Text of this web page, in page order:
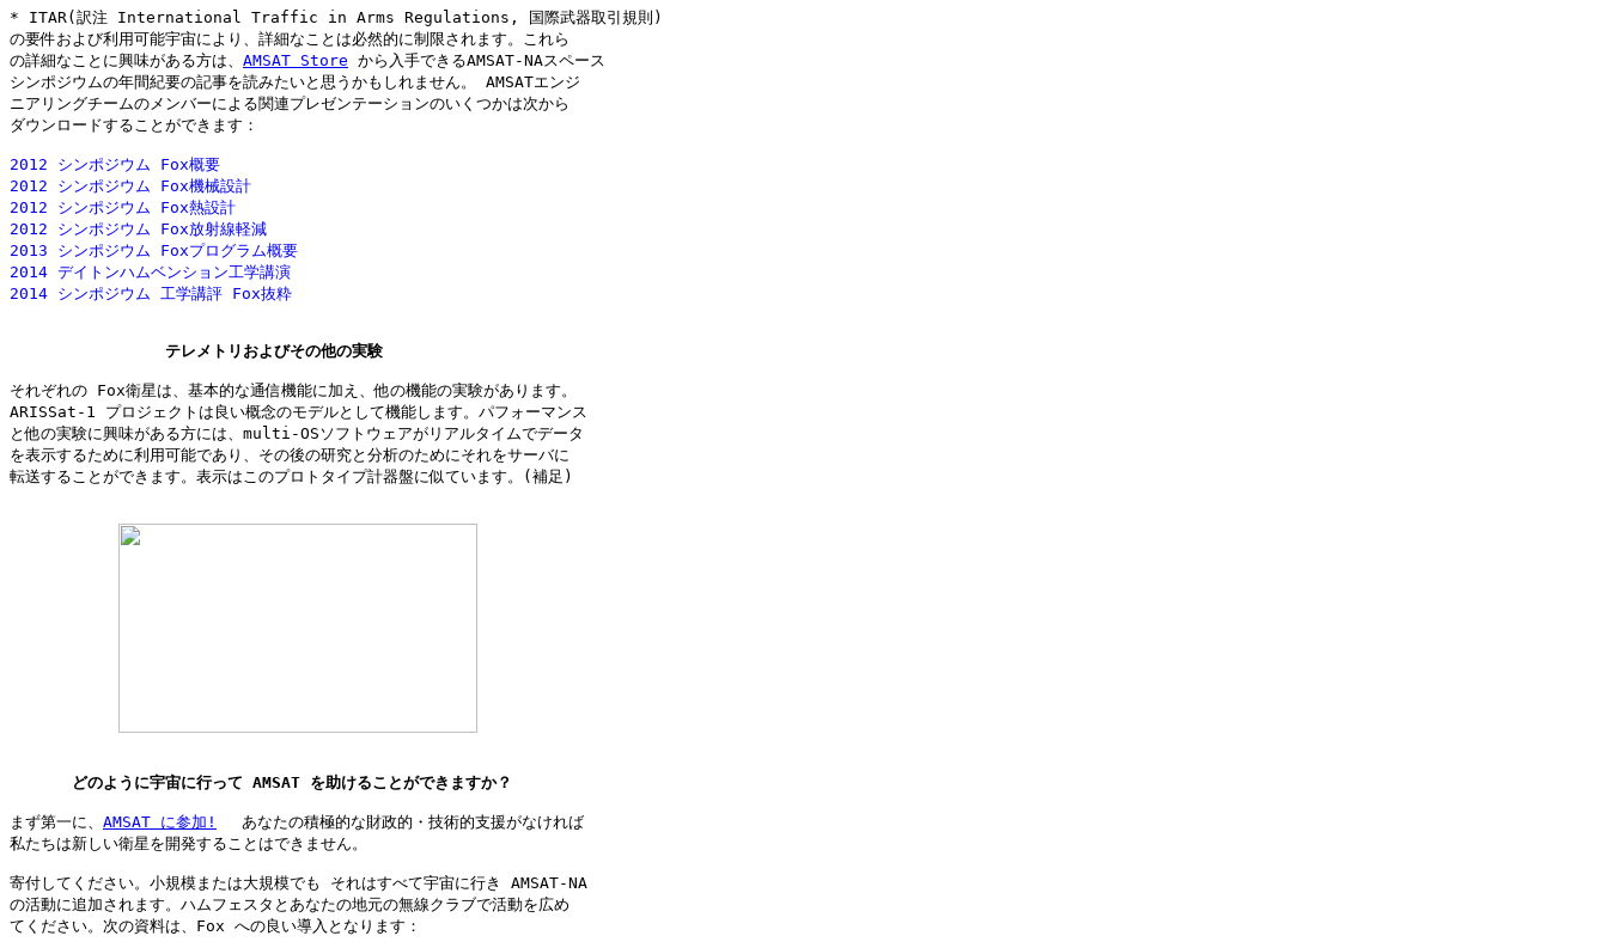
* ITAR(訳注 International Traffic in Arms Regulations, 国際武器取引規則)
の要件および利用可能宇宙により、詳細なことは必然的に制限されます。これら
の詳細なことに興味がある方は、 AMSAT Store から入手できるAMSAT-NAスペース
シンポジウムの年間紀要の記事を読みたいと思うかもしれません。 AMSATエンジ
ニアリングチームのメンバーによる関連プレゼンテーションのいくつかは次から
ダウンロードすることができます：
2012 シンポジウム Fox概要
2012 シンポジウム Fox機械設計
2012 シンポジウム Fox熱設計
2012 シンポジウム Fox放射線軽減
2013 シンポジウム Foxプログラム概要
2014 デイトンハムベンション工学講演
2014 シンポジウム 工学講評 Fox抜粋
テレメトリおよびその他の実験
それぞれの Fox衛星は、基本的な通信機能に加え、他の機能の実験があります。
ARISSat-1 プロジェクトは良い概念のモデルとして機能します。パフォーマンス
と他の実験に興味がある方には、multi-OSソフトウェアがリアルタイムでデータ
を表示するために利用可能であり、その後の研究と分析のためにそれをサーバに
転送することができます。表示はこのプロトタイプ計器盤に似ています。(補足)
どのように宇宙に行って AMSAT を助けることができますか？
まず第一に、 AMSAT に参加!
あなたの積極的な財政的・技術的支援がなければ
私たちは新しい衛星を開発することはできません。
寄付してください。小規模または大規模でも それはすべて宇宙に行き AMSAT-NA
の活動に追加されます。ハムフェスタとあなたの地元の無線クラブで活動を広め
てください。次の資料は、Fox への良い導入となります：